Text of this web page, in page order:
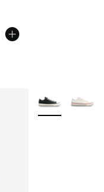
Plus de couleurs